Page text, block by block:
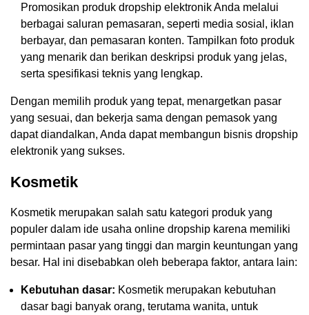
Promosikan produk dropship elektronik Anda melalui
berbagai saluran pemasaran, seperti media sosial, iklan
berbayar, dan pemasaran konten. Tampilkan foto produk
yang menarik dan berikan deskripsi produk yang jelas,
serta spesifikasi teknis yang lengkap.
Dengan memilih produk yang tepat, menargetkan pasar
yang sesuai, dan bekerja sama dengan pemasok yang
dapat diandalkan, Anda dapat membangun bisnis dropship
elektronik yang sukses.
Kosmetik
Kosmetik merupakan salah satu kategori produk yang
populer dalam ide usaha online dropship karena memiliki
permintaan pasar yang tinggi dan margin keuntungan yang
besar. Hal ini disebabkan oleh beberapa faktor, antara lain:
Kebutuhan dasar: Kosmetik merupakan kebutuhan
dasar bagi banyak orang, terutama wanita, untuk